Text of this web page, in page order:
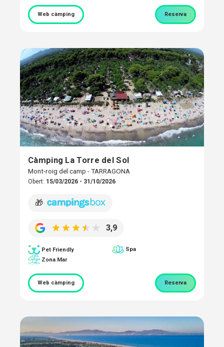
Web càmping Reserva
Càmping La Torre del Sol
Mont-roig del camp - TARRAGONA
Obert: 15/03/2026 - 31/10/2026
🎁
3,9
Pet Friendly
Spa
Zona Mar
Web càmping Reserva